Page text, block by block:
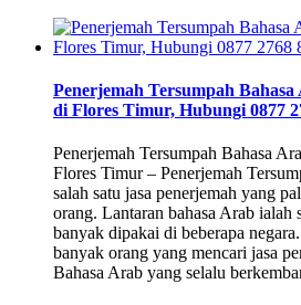
Penerjemah Tersumpah
di Flores Timur, Hubungi 0877
Penerjemah Tersumpah Bahasa
Flores Timur – Penerjemah
salah satu jasa penerjemah yang
orang. Lantaran bahasa Arab ialah
banyak dipakai di beberapa
banyak orang yang mencari jasa
Bahasa Arab yang selalu